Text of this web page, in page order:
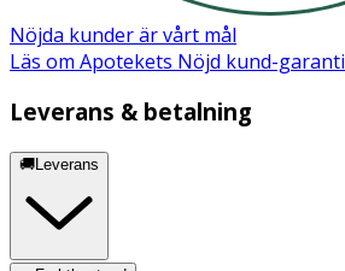
Nöjda kunder är vårt mål
Läs om Apotekets Nöjd kund-garanti
Leverans & betalning
🚚Leverans